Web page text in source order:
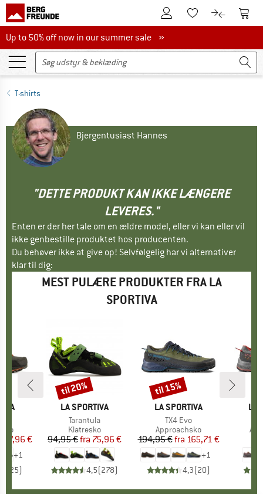
Til kundekontoenTil huskesedlen.
Til Til
Up to 50% off now in our summer sale
Up to 50% off now in our summer sale »
T-shirts
Bjergentusiast Hannes
"DETTE PRODUKT KAN IKKE LÆNGERE
LEVERES."
Enten er der her tale om en ældre model, eller vi kan eller vil
ikke genbestille produktet hos producenten.
Du behøver ikke at give op! Selvfølgelig har vi alternativer
klar til dig:
MEST PULÆRE PRODUKTER FRA LA
SPORTIVA
pris
€
+1
25)
MÆRKE
LA SPORTIVA
Artikel
Tarantula
Produktgruppe
Klatresko
Pris
94,95 € Nedsat pris
fra 75,96 €
4,5(278)
Rabat
til 20%
MÆRKE
LA SPORTIVA
Artikel
TX4 Evo
Produktgruppe
Approachsko
Pris
194,95 € Nedsat pris
fra 165,71 €
+1
4,3(20)
Rabat
til 15%
LA